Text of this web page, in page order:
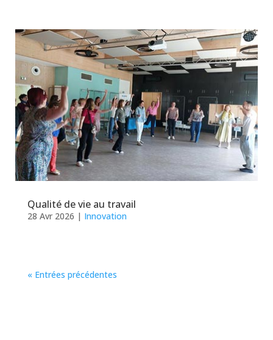
Qualité de vie au travail
28 Avr 2026 | Innovation
« Entrées précédentes